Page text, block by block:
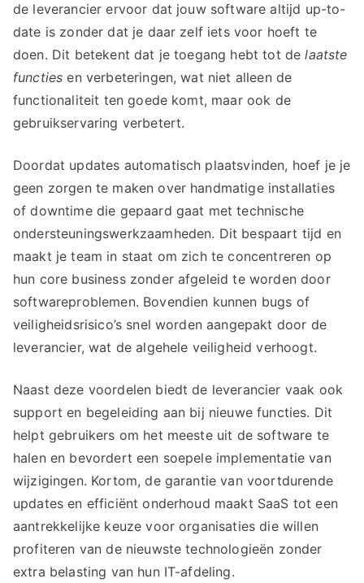
de leverancier ervoor dat jouw software altijd up-to-
date is zonder dat je daar zelf iets voor hoeft te
doen. Dit betekent dat je toegang hebt tot delaatste
functies en verbeteringen, wat niet alleen de
functionaliteit ten goede komt, maar ook de
gebruikservaring verbetert.
Doordat updates automatisch plaatsvinden, hoef je je
geen zorgen te maken over handmatige installaties
of downtime die gepaard gaat met technische
ondersteuningswerkzaamheden. Dit bespaart tijd en
maakt je team in staat om zich te concentreren op
hun core business zonder afgeleid te worden door
softwareproblemen. Bovendien kunnen bugs of
veiligheidsrisico’s snel worden aangepakt door de
leverancier, wat de algehele veiligheid verhoogt.
Naast deze voordelen biedt de leverancier vaak ook
support en begeleiding aan bij nieuwe functies. Dit
helpt gebruikers om het meeste uit de software te
halen en bevordert een soepele implementatie van
wijzigingen. Kortom, de garantie van voortdurende
updates en efficiënt onderhoud maakt SaaS tot een
aantrekkelijke keuze voor organisaties die willen
profiteren van de nieuwste technologieën zonder
extra belasting van hun IT-afdeling.